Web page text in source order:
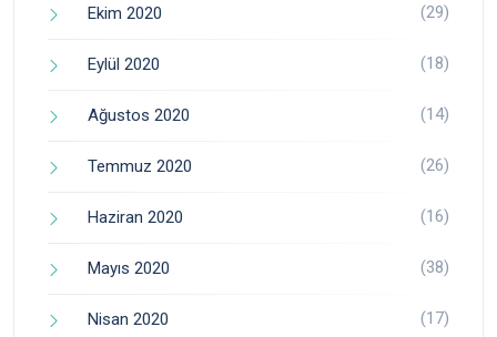
Ekim 2020 (29)
Eylül 2020 (18)
Ağustos 2020 (14)
Temmuz 2020 (26)
Haziran 2020 (16)
Mayıs 2020 (38)
Nisan 2020 (17)